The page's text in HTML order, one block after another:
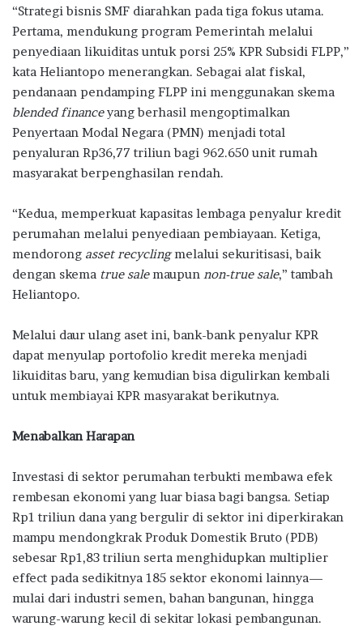
“Strategi bisnis SMF diarahkan pada tiga fokus utama.
Pertama, mendukung program Pemerintah melalui
penyediaan likuiditas untuk porsi 25% KPR Subsidi FLPP,”
kata Heliantopo menerangkan. Sebagai alat fiskal,
pendanaan pendamping FLPP ini menggunakan skema
blended financeyang berhasil mengoptimalkan
Penyertaan Modal Negara (PMN) menjadi total
penyaluran Rp36,77 triliun bagi 962.650 unit rumah
masyarakat berpenghasilan rendah.
“Kedua, memperkuat kapasitas lembaga penyalur kredit
perumahan melalui penyediaan pembiayaan. Ketiga,
mendorong asset recyclingmelalui sekuritisasi, baik
dengan skema true salemaupun non-true sale,” tambah
Heliantopo.
Melalui daur ulang aset ini, bank-bank penyalur KPR
dapat menyulap portofolio kredit mereka menjadi
likuiditas baru, yang kemudian bisa digulirkan kembali
untuk membiayai KPR masyarakat berikutnya.
Menabalkan Harapan
Investasi di sektor perumahan terbukti membawa efek
rembesan ekonomi yang luar biasa bagi bangsa. Setiap
Rp1 triliun dana yang bergulir di sektor ini diperkirakan
mampu mendongkrak Produk Domestik Bruto (PDB)
sebesar Rp1,83 triliun serta menghidupkan multiplier
effect pada sedikitnya 185 sektor ekonomi lainnya—
mulai dari industri semen, bahan bangunan, hingga
warung-warung kecil di sekitar lokasi pembangunan.